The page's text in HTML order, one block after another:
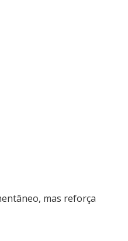
mas reforça